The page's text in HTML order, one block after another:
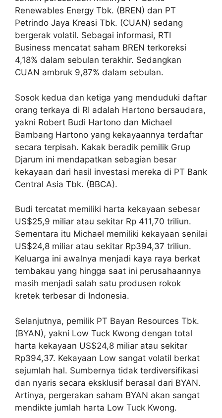
Renewables Energy Tbk. (BREN) dan PT
Petrindo Jaya Kreasi Tbk. (CUAN) sedang
bergerak volatil. Sebagai informasi, RTI
Business mencatat saham BREN terkoreksi
4,18% dalam sebulan terakhir. Sedangkan
CUAN ambruk 9,87% dalam sebulan.
Sosok kedua dan ketiga yang menduduki daftar
orang terkaya di RI adalah Hartono bersaudara,
yakni Robert Budi Hartono dan Michael
Bambang Hartono yang kekayaannya terdaftar
secara terpisah. Kakak beradik pemilik Grup
Djarum ini mendapatkan sebagian besar
kekayaan dari hasil investasi mereka di PT Bank
Central Asia Tbk. (BBCA).
Budi tercatat memiliki harta kekayaan sebesar
US$25,9 miliar atau sekitar Rp 411,70 triliun.
Sementara itu Michael memiliki kekayaan senilai
US$24,8 miliar atau sekitar Rp394,37 triliun.
Keluarga ini awalnya menjadi kaya raya berkat
tembakau yang hingga saat ini perusahaannya
masih menjadi salah satu produsen rokok
kretek terbesar di Indonesia.
Selanjutnya, pemilik PT Bayan Resources Tbk.
(BYAN), yakni Low Tuck Kwong dengan total
harta kekayaan US$24,8 miliar atau sekitar
Rp394,37. Kekayaan Low sangat volatil berkat
sejumlah hal. Sumbernya tidak terdiversifikasi
dan nyaris secara eksklusif berasal dari BYAN.
Artinya, pergerakan saham BYAN akan sangat
mendikte jumlah harta Low Tuck Kwong.